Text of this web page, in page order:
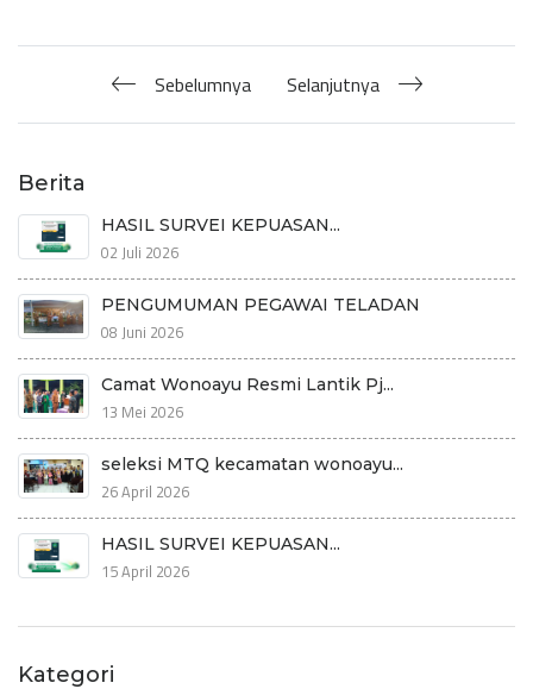
Sebelumnya Selanjutnya
Berita
HASIL SURVEI KEPUASAN...
02 Juli 2026
PENGUMUMAN PEGAWAI TELADAN
08 Juni 2026
Camat Wonoayu Resmi Lantik Pj...
13 Mei 2026
seleksi MTQ kecamatan wonoayu...
26 April 2026
HASIL SURVEI KEPUASAN...
15 April 2026
Kategori